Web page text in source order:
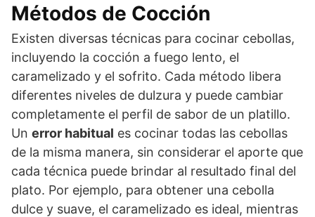
Métodos de Cocción
Existen diversas técnicas para cocinar cebollas,
incluyendo la cocción a fuego lento, el
caramelizado y el sofrito. Cada método libera
diferentes niveles de dulzura y puede cambiar
completamente el perfil de sabor de un platillo.
Un error habitual es cocinar todas las cebollas
de la misma manera, sin considerar el aporte que
cada técnica puede brindar al resultado final del
plato. Por ejemplo, para obtener una cebolla
dulce y suave, el caramelizado es ideal, mientras